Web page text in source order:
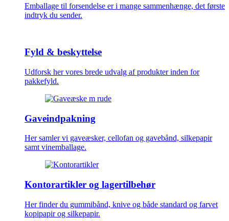
Emballage til forsendelse er i mange sammenhænge, det første
indtryk du sender.
Fyld & beskyttelse
Udforsk her vores brede udvalg af produkter inden for
pakkefyld.
Gaveindpakning
Her samler vi gaveæsker, cellofan og gavebånd, silkepapir
samt vinemballage.
Kontorartikler og lagertilbehør
Her finder du gummibånd, knive og både standard og farvet
kopipapir og silkepapir.